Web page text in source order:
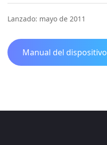
Lanzado: mayo de 2011
Manual del dispositivo